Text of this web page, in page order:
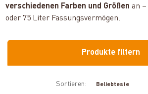
verschiedenen Farben und Größen an –
oder 75 Liter Fassungsvermögen.
Produkte filtern
Sortieren: